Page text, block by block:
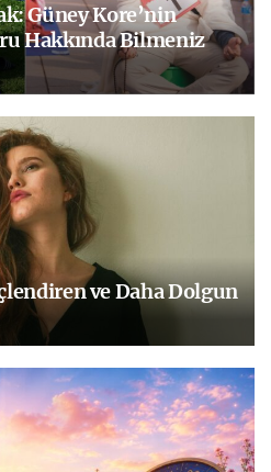
Güney Kore’nin
Hakkında Bilmeniz
ve Daha Dolgun